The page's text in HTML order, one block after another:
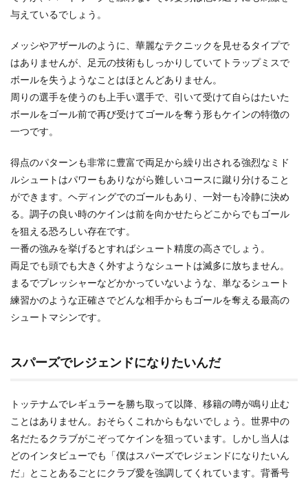
与えているでしょう。
メッシやアザールのように、華麗なテクニックを見せるタイプで
はありませんが、足元の技術もしっかりしていてトラップミスで
ボールを失うようなことはほとんどありません。
周りの選手を使うのも上手い選手で、引いて受けて自らはたいた
ボールをゴール前で再び受けてゴールを奪う形もケインの特徴の
一つです。
得点のパターンも非常に豊富で両足から繰り出される強烈なミド
ルシュートはパワーもありながら難しいコースに蹴り分けること
ができます。ヘディングでのゴールもあり、一対一も冷静に決め
る。調子の良い時のケインは前を向かせたらどこからでもゴール
を狙える恐ろしい存在です。
一番の強みを挙げるとすればシュート精度の高さでしょう。
両足でも頭でも大きく外すようなシュートは滅多に放ちません。
まるでプレッシャーなどかかっていないような、単なるシュート
練習かのような正確さでどんな相手からもゴールを奪える最高の
シュートマシンです。
スパーズでレジェンドになりたいんだ
トッテナムでレギュラーを勝ち取って以降、移籍の噂が鳴り止む
ことはありません。おそらくこれからもないでしょう。世界中の
名だたるクラブがこぞってケインを狙っています。しかし当人は
どのインタビューでも「僕はスパーズでレジェンドになりたいん
だ」とことあるごとにクラブ愛を強調してくれています。背番号